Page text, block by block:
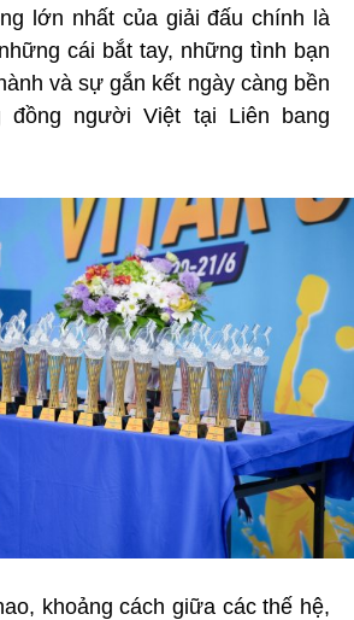
lớn nhất của giải đấu chính là
cái bắt tay, những tình bạn
và sự gắn kết ngày càng bền
đồng người Việt tại Liên bang
khoảng cách giữa các thế hệ,